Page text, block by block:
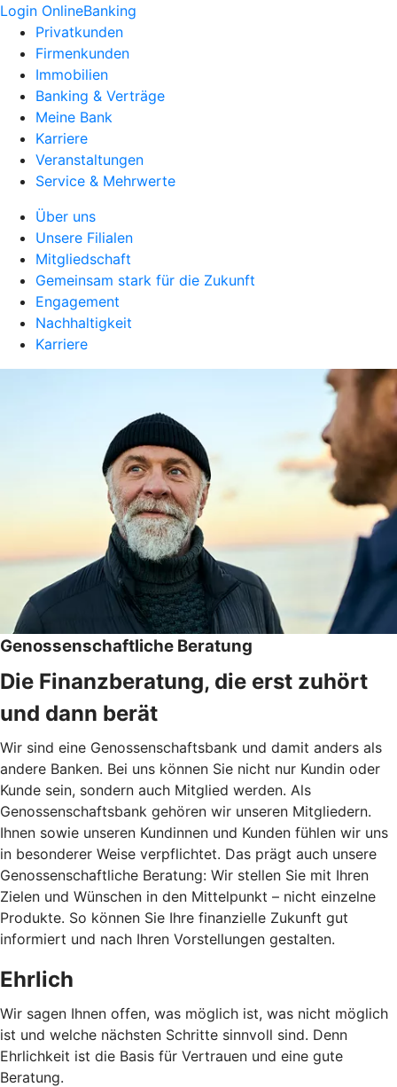
Login OnlineBanking
Privatkunden
Firmenkunden
Immobilien
Banking & Verträge
Meine Bank
Karriere
Veranstaltungen
Service & Mehrwerte
Über uns
Unsere Filialen
Mitgliedschaft
Gemeinsam stark für die Zukunft
Engagement
Nachhaltigkeit
Karriere
Genossenschaftliche Beratung
Die Finanzberatung, die erst zuhört
und dann berät
Wir sind eine Genossenschaftsbank und damit anders als
andere Banken. Bei uns können Sie nicht nur Kundin oder
Kunde sein, sondern auch Mitglied werden. Als
Genossenschaftsbank gehören wir unseren Mitgliedern.
Ihnen sowie unseren Kundinnen und Kunden fühlen wir uns
in besonderer Weise verpflichtet. Das prägt auch unsere
Genossenschaftliche Beratung: Wir stellen Sie mit Ihren
Zielen und Wünschen in den Mittelpunkt – nicht einzelne
Produkte. So können Sie Ihre finanzielle Zukunft gut
informiert und nach Ihren Vorstellungen gestalten.
Ehrlich
Wir sagen Ihnen offen, was möglich ist, was nicht möglich
ist und welche nächsten Schritte sinnvoll sind. Denn
Ehrlichkeit ist die Basis für Vertrauen und eine gute
Beratung.